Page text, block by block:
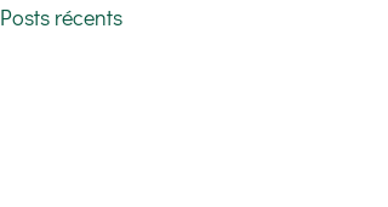
Posts récents